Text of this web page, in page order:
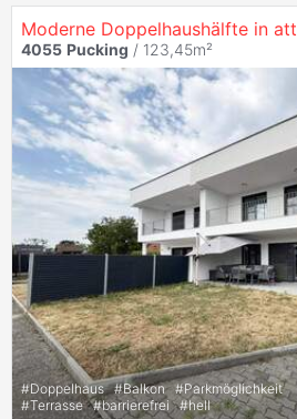
Moderne Doppelhaushälfte in
4055 Pucking / 123,45m²
#Doppelhaus #Balkon #Parkmöglichkeit
#Terrasse #barrierefrei #hell